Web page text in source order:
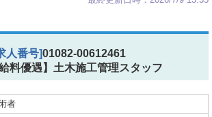
人番号]01082-00612461
給料優遇】土木施工管理スタッフ
者